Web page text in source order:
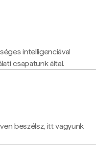
intelligenciával
csapatunk által.
beszélsz, itt vagyunk